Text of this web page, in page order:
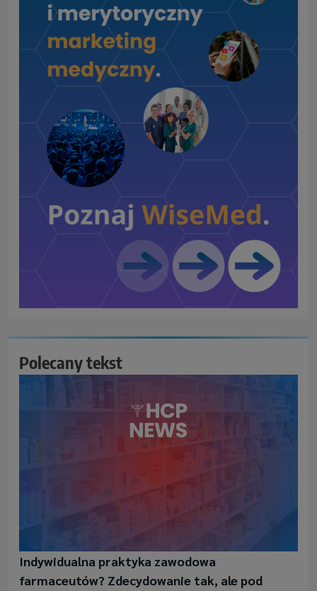
Polecany tekst
Indywidualna praktyka zawodowa
farmaceutów? Zdecydowanie tak, ale pod